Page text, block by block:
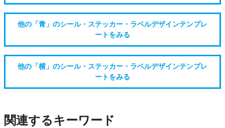
他の「青」のシール・ステッカー・ラベルデザインテンプレ
ートをみる
他の「横」のシール・ステッカー・ラベルデザインテンプレ
ートをみる
関連するキーワード